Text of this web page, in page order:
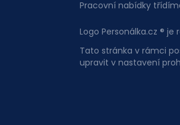
Pracovní nabídky
Logo Personálka.cz ®
Tato stránka v rámci
upravit v nastavení